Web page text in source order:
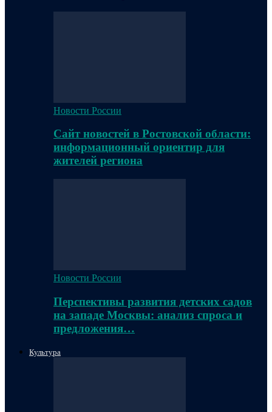
Новости России
Сайт новостей в Ростовской области:
информационный ориентир для
жителей региона
Новости России
Перспективы развития детских садов
на западе Москвы: анализ спроса и
предложения…
Культура